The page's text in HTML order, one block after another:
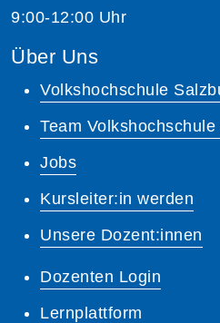
9:00-12:00 Uhr
Über Uns
Volkshochschule
Team
Jobs
Kursleiter:in werden
Unsere Dozent:innen
Dozenten Login
Lernplattform